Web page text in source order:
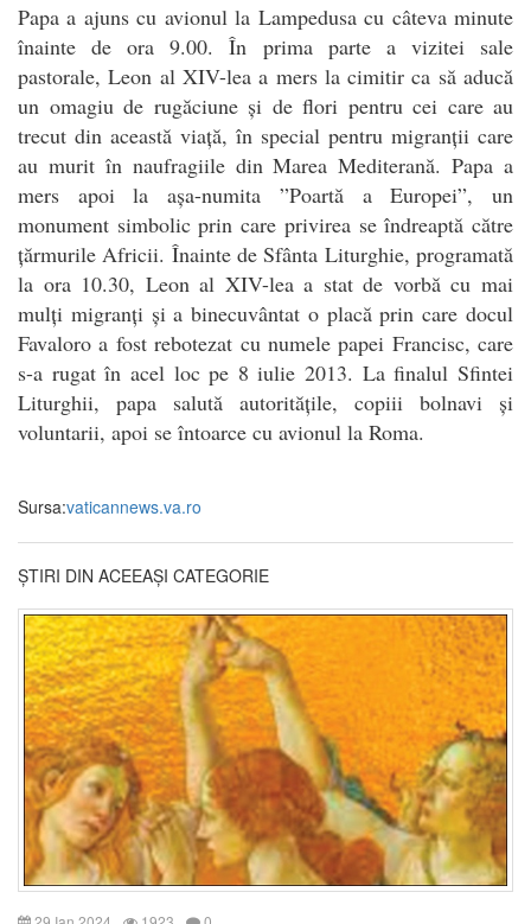
Papa a ajuns cu avionul la Lampedusa cu câteva minute
înainte de ora 9.00. În prima parte a vizitei sale
pastorale, Leon al XIV-lea a mers la cimitir ca să aducă
un omagiu de rugăciune și de flori pentru cei care au
trecut din această viață, în special pentru migranții care
au murit în naufragiile din Marea Mediterană. Papa a
mers apoi la așa-numita ”Poartă a Europei”, un
monument simbolic prin care privirea se îndreaptă către
țărmurile Africii. Înainte de Sfânta Liturghie, programată
la ora 10.30, Leon al XIV-lea a stat de vorbă cu mai
mulți migranți și a binecuvântat o placă prin care docul
Favaloro a fost rebotezat cu numele papei Francisc, care
s-a rugat în acel loc pe 8 iulie 2013. La finalul Sfintei
Liturghii, papa salută autoritățile, copiii bolnavi și
voluntarii, apoi se întoarce cu avionul la Roma.
Sursa:vaticannews.va.ro
ȘTIRI DIN ACEEAȘI CATEGORIE